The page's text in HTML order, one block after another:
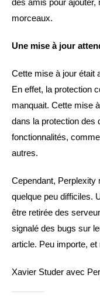
morceaux.
Une mise à jour
Cette mise à jour était
En effet, la protection
manquait. Cette mise
dans la protection des
fonctionnalités,
autres.
Cependant, Perplexity
quelque peu difficiles.
être retirée des
signalé des bugs sur
article. Peu importe, et
Xavier Studer avec